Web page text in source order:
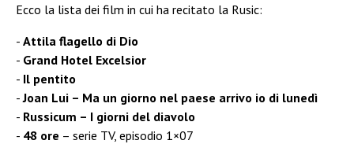
Ecco la lista dei film in cui ha recitato la Rusic:
Attila flagello di Dio
Grand Hotel Excelsior
Il pentito
Joan Lui – Ma un giorno nel paese arrivo io di lunedì
Russicum – I giorni del diavolo
48 ore – serie TV, episodio 1×07